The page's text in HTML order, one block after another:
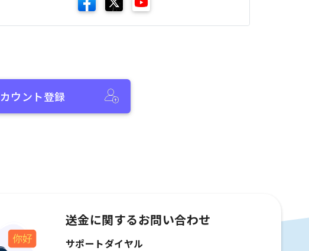
ウント登録
送金に関するお問い合わせ
サポートダイヤル